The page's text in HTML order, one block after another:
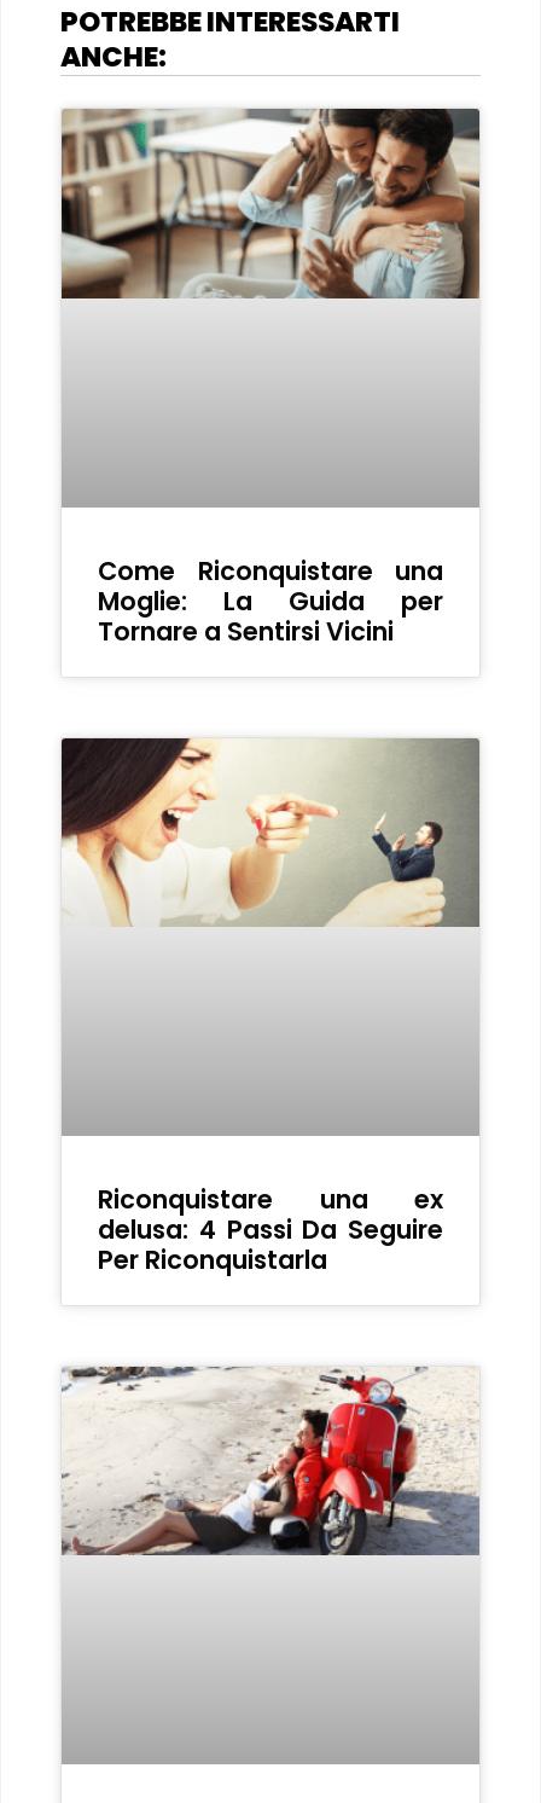
POTREBBE INTERESSARTI
ANCHE:
Come Riconquistare una
Moglie: La Guida per
Tornare a Sentirsi Vicini
Riconquistare una ex
delusa: 4 Passi Da Seguire
Per Riconquistarla